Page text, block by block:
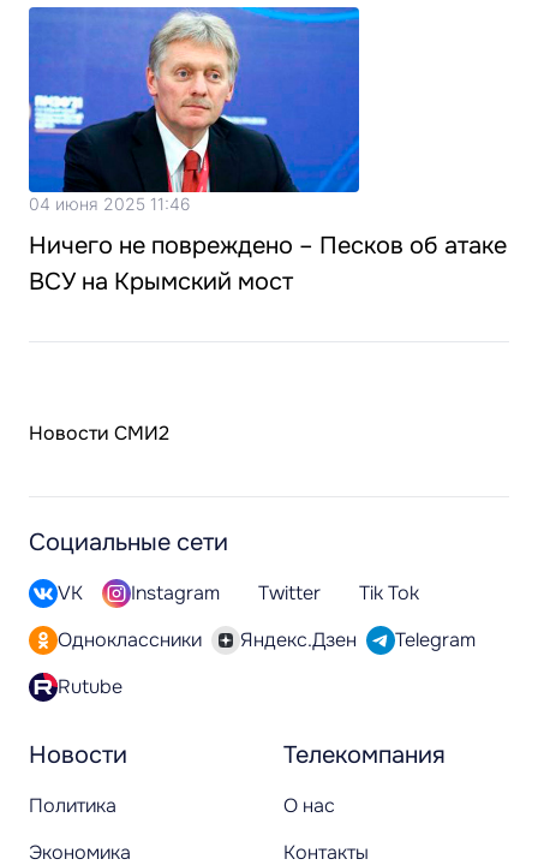
04 июня 2025 11:46
Ничего не повреждено – Песков об атаке
ВСУ на Крымский мост
Новости СМИ2
Новости
Политика
Экономика
Телекомпания
О нас
Контакты
Социальные сети
VK Instagram Twitter
Tik Tok
Одноклассники
Яндекс.Дзен
Telegram
Rutube